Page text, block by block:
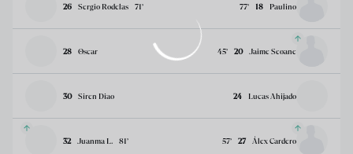
26 Sergio Rodelas 71’ 18 Paulino
77’
28 Oscar 20 Jaime Seoane
45’
30 Siren Diao 24 Lucas Ahijado
32 Juanma L. 81’ 27 Álex Cardero
57’